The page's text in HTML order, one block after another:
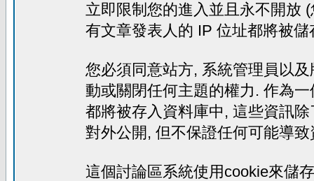
立即限制您的進入並且永不開放
有文章發表人的 IP 位址都將被
您必須同意站方, 系統管理員以
動或關閉任何主題的權力. 作為
都將被存入資料庫中, 這些資訊
對外公開, 但不保證任何可能導
這個討論區系統使用cookie來儲